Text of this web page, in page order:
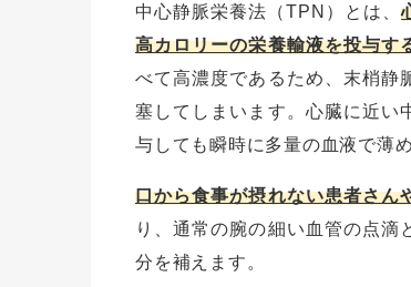
中心静脈栄養法（TPN）とは、
高カロリーの栄養輸液を投与す
べて高濃度であるため、末梢静
塞してしまいます。心臓に近い
与しても瞬時に多量の血液で薄
口から食事が摂れない患者さん
り、通常の腕の細い血管の点滴
分を補えます。